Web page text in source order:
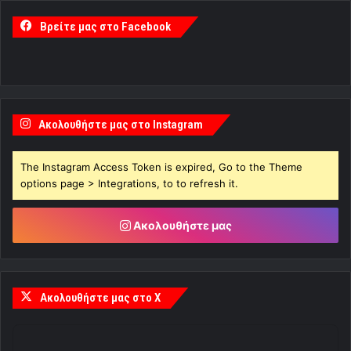
Βρείτε μας στο Facebook
Ακολουθήστε μας στο Instagram
The Instagram Access Token is expired, Go to the Theme
options page > Integrations, to to refresh it.
Ακολουθήστε μας
Ακολουθήστε μας στο X